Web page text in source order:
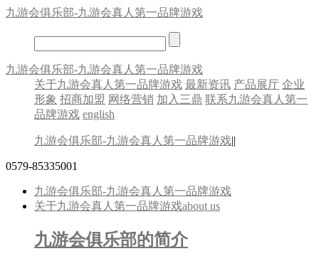
九游会俱乐部-九游会真人第一品牌游戏
九游会俱乐部-九游会真人第一品牌游戏
关于九游会真人第一品牌游戏 最新资讯 产品展厅 企业
形象 招商加盟 网络营销 加入三鼎 联系九游会真人第一
品牌游戏 english
九游会俱乐部-九游会真人第一品牌游戏||
0579-85335001
九游会俱乐部-九游会真人第一品牌游戏
关于九游会真人第一品牌游戏about us
九游会俱乐部的简介